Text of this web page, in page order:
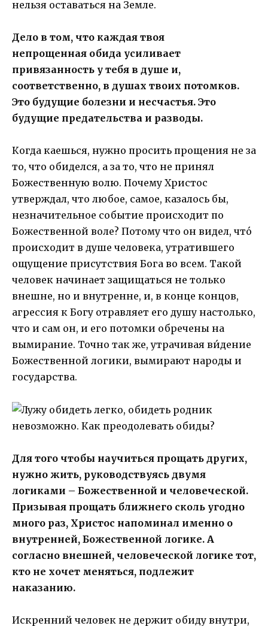
нельзя оставаться на Земле.
Дело в том, что каждая твоя
непрощенная обида усиливает
привязанность у тебя в душе и,
соответственно, в душах твоих потомков.
Это будущие болезни и несчастья. Это
будущие предательства и разводы.
Когда каешься, нужно просить прощения не за
то, что обиделся, а за то, что не принял
Божественную волю. Почему Христос
утверждал, что любое, самое, казалось бы,
незначительное событие происходит по
Божественной воле? Потому что он видел, что́
происходит в душе человека, утратившего
ощущение присутствия Бога во всем. Такой
человек начинает защищаться не только
внешне, но и внутренне, и, в конце концов,
агрессия к Богу отравляет его душу настолько,
что и сам он, и его потомки обречены на
вымирание. Точно так же, утрачивая ви́дение
Божественной логики, вымирают народы и
государства.
Для того чтобы научиться прощать других,
нужно жить, руководствуясь двумя
логиками – Божественной и человеческой.
Призывая прощать ближнего сколь угодно
много раз, Христос напоминал именно о
внутренней, Божественной логике. А
согласно внешней, человеческой логике тот,
кто не хочет меняться, подлежит
наказанию.
Искренний человек не держит обиду внутри,